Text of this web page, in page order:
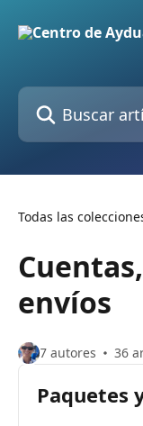
Buscar artículos...
Todas las
envíos
7 autores 36
Paquetes